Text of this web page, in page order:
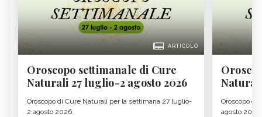
ARTICOLO
Oroscopo settimanale di Cure
Naturali 27 luglio-2 agosto 2026
Oroscopo di Cure Naturali per la settimana 27 luglio-
2 agosto 2026
Oroscopo di
agosto 2026